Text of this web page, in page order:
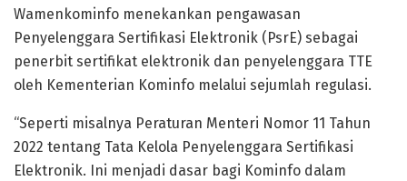
Wamenkominfo menekankan pengawasan
Penyelenggara Sertifikasi Elektronik (PsrE) sebagai
penerbit sertifikat elektronik dan penyelenggara TTE
oleh Kementerian Kominfo melalui sejumlah regulasi.
“Seperti misalnya Peraturan Menteri Nomor 11 Tahun
2022 tentang Tata Kelola Penyelenggara Sertifikasi
Elektronik. Ini menjadi dasar bagi Kominfo dalam